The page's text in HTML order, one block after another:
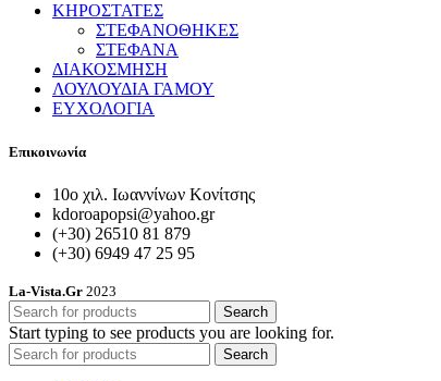
ΚΗΡΟΣΤΑΤΕΣ
ΣΤΕΦΑΝΟΘΗΚΕΣ
ΣΤΕΦΑΝΑ
ΔΙΑΚΟΣΜΗΣΗ
ΛΟΥΛΟΥΔΙΑ ΓΑΜΟΥ
ΕΥΧΟΛΟΓΙΑ
Επικοινωνία
10ο χιλ. Ιωαννίνων Κονίτσης
kdoroapopsi@yahoo.gr
(+30) 26510 81 879
(+30) 6949 47 25 95
La-Vista.Gr 2023
Search
Start typing to see products you are looking for.
Search